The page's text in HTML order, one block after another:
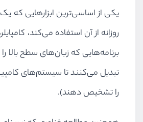
یکی از اساسی‌ترین ابزارهایی
روزانه از آن استفاده می‌کند،
برنامه‌هایی که زبان‌های سطح بالا
تبدیل می‌کنند تا سیستم‌های
را تشخیص دهند).